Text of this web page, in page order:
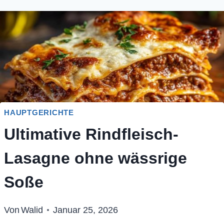
HAUPTGERICHTE
Ultimative Rindfleisch-
Lasagne ohne wässrige
Soße
Von Walid Januar 25, 2026